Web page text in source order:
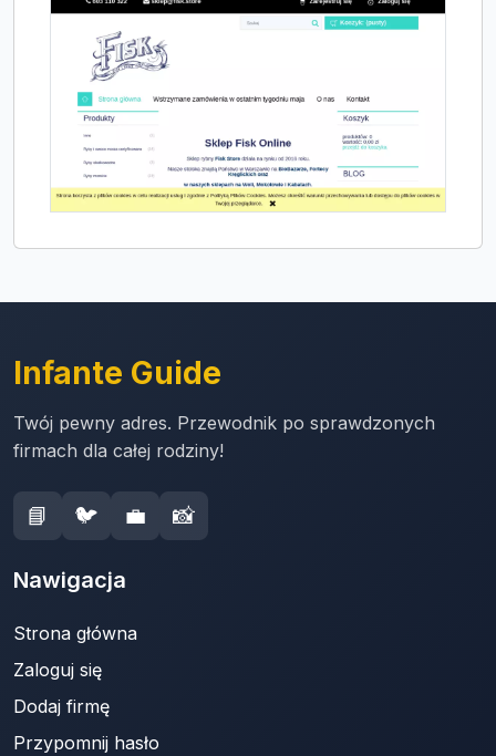
Infante Guide
Twój pewny adres. Przewodnik po sprawdzonych
firmach dla całej rodziny!
📘 🐦 💼 📸
Nawigacja
Strona główna
Zaloguj się
Dodaj firmę
Przypomnij hasło